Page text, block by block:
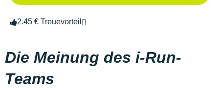
2.45 € Treuevorteil
Die Meinung des i-Run-
Teams